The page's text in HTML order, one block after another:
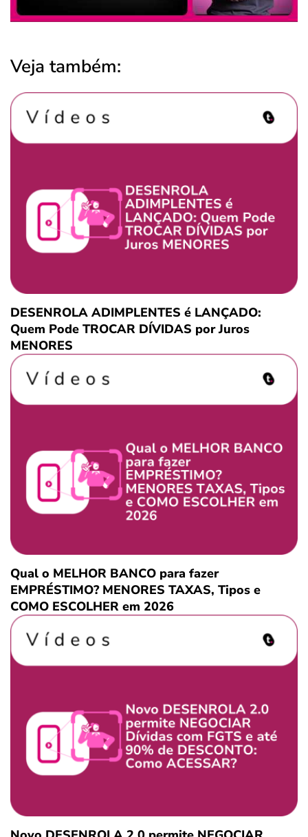
Veja também:
DESENROLA ADIMPLENTES é LANÇADO:
Quem Pode TROCAR DÍVIDAS por Juros
MENORES
Qual o MELHOR BANCO para fazer
EMPRÉSTIMO? MENORES TAXAS, Tipos e
COMO ESCOLHER em 2026